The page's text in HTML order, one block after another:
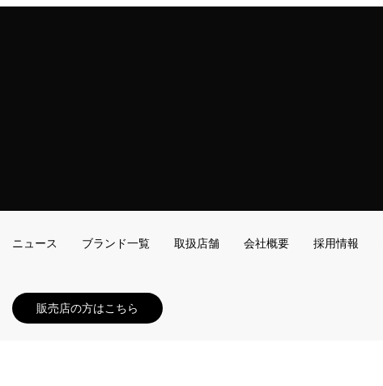
ニュース ブランド一覧 取扱店舗 会社概要 採用情報
販売店の方はこちら